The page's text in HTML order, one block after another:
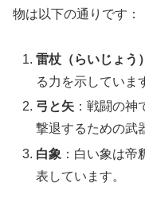
物は以下の通りです：
雷杖（らいじょう）
る力を示していま
弓と矢 ：戦闘の
撃退するための武
白象 ：白い象は
表しています。